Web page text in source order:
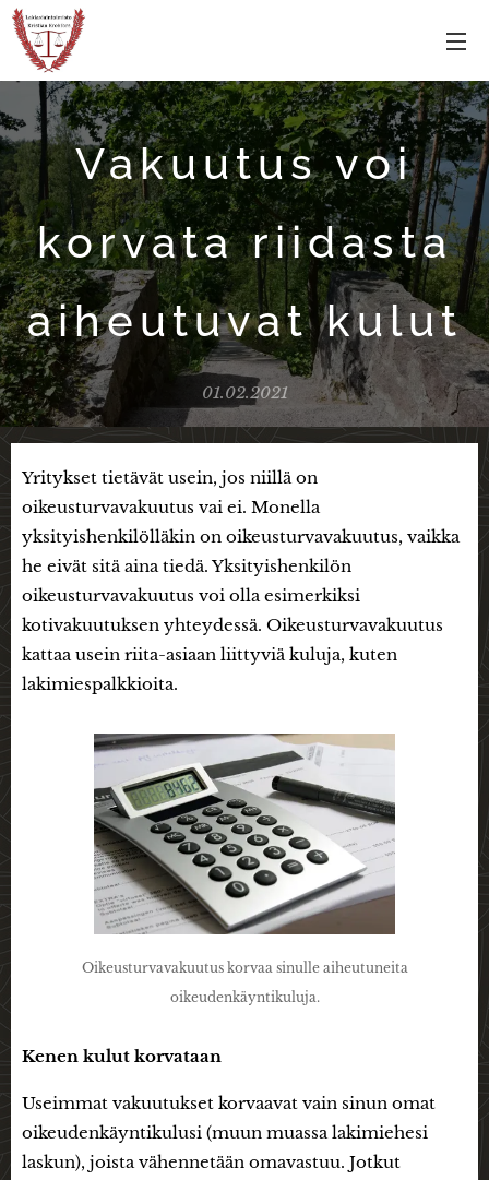
Vakuutus voi
korvata riidasta
aiheutuvat kulut
01.02.2021
Yritykset tietävät usein, jos niillä on
oikeusturvavakuutus vai ei. Monella
yksityishenkilölläkin on oikeusturvavakuutus, vaikka
he eivät sitä aina tiedä. Yksityishenkilön
oikeusturvavakuutus voi olla esimerkiksi
kotivakuutuksen yhteydessä. Oikeusturvavakuutus
kattaa usein riita-asiaan liittyviä kuluja, kuten
lakimiespalkkioita.
Oikeusturvavakuutus korvaa sinulle aiheutuneita
oikeudenkäyntikuluja.
Kenen kulut korvataan
Useimmat vakuutukset korvaavat vain sinun omat
oikeudenkäyntikulusi (muun muassa lakimiehesi
laskun), joista vähennetään omavastuu. Jotkut